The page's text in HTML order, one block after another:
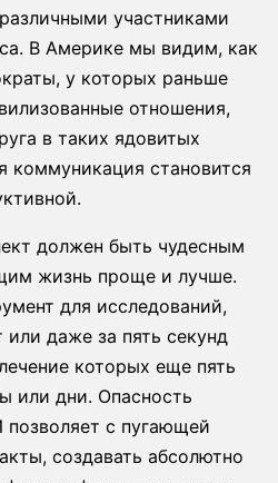
участниками
В Америке мы видим, как
у которых раньше
отношения,
в таких ядовитых
коммуникация становится
должен быть чудесным
жизнь проще и лучше.
для исследований,
даже за пять секунд
которых еще пять
или дни. Опасность
с пугающей
создавать абсолютно